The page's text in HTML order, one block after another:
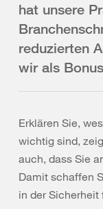
hat unsere
reduzierten
wir als
Erklären Sie,
wichtig sind,
auch, dass Sie
Damit schaffen
in der